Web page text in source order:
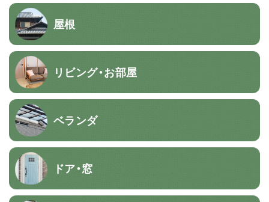
屋根
リビング・お部屋
ベランダ
ドア・窓